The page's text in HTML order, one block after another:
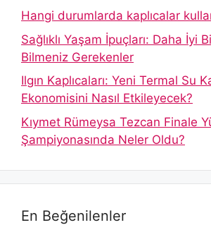
Hangi durumlarda kaplıcalar
Sağlıklı Yaşam İpuçları: Daha İyi
Bilmeniz Gerekenler
Ilgın Kaplıcaları: Yeni Termal Su
Ekonomisini Nasıl Etkileyecek?
Kıymet Rümeysa Tezcan Finale
Şampiyonasında Neler Oldu?
En Beğenilenler